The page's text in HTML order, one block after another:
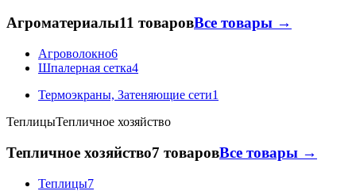
Агроматериалы11 товаровВсе товары →
Агроволокно6
Шпалерная сетка4
Термоэкраны, Затеняющие сети1
ТеплицыТепличное хозяйство
Тепличное хозяйство7 товаровВсе товары →
Теплицы7